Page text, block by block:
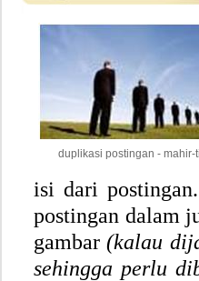
duplikasi postingan - mahir-
isi dari
postingan dalam
gambar(kalau
sehingga perlu